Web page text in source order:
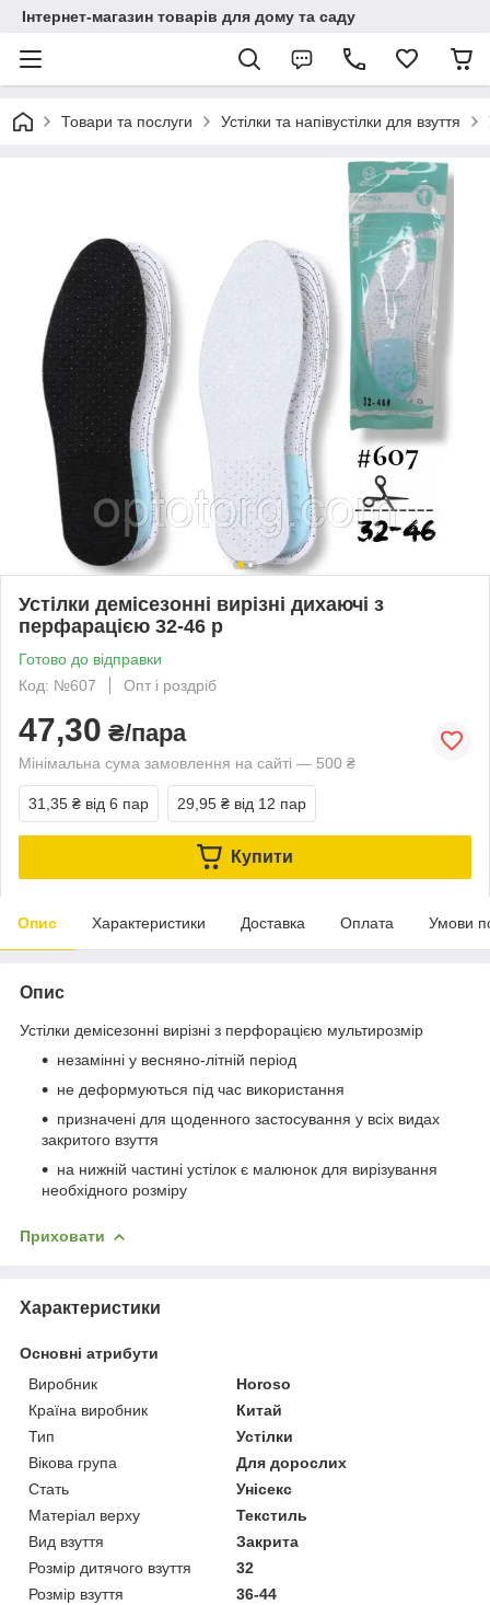
Інтернет-магазин товарів для дому та саду
Товари та послуги Устілки та напівустілки для взуття
Устілки демісезонні вирізні дихаючі з
перфарацією 32-46 р
Готово до відправки
Код: №607
Опт і роздріб
47,30 ₴/пара
Мінімальна сума замовлення на сайті — 500 ₴
31,35 ₴ від 6 пар 29,95 ₴ від 12 пар
Купити
Опис Характеристики Доставка Оплата Умови
Опис
Устілки демісезонні вирізні з перфорацією мультирозмір
незамінні у весняно-літній період
не деформуються під час використання
призначені для щоденного застосування у всіх видах
закритого взуття
на нижній частині устілок є малюнок для вирізування
необхідного розміру
Приховати
Характеристики
Основні атрибути
Виробник
Horoso
Країна виробник
Китай
Тип
Устілки
Вікова група
Для дорослих
Стать
Унісекс
Матеріал верху
Текстиль
Вид взуття
Закрита
Розмір дитячого взуття
32
Розмір взуття
36-44